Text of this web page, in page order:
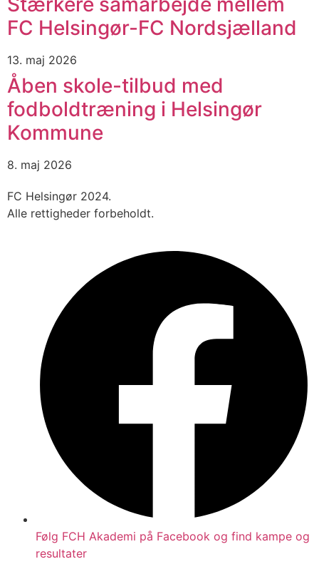
FC Helsingør-FC Nordsjælland
13. maj 2026
Åben skole-tilbud med
fodboldtræning i Helsingør
Kommune
8. maj 2026
FC Helsingør 2024.
Alle rettigheder forbeholdt.
Følg FCH Akademi på Facebook og find kampe og
resultater